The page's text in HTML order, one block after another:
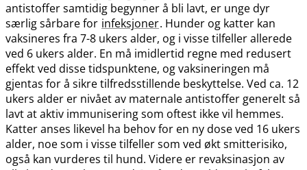
antistoffer samtidig begynner å bli lavt, er unge dyr
særlig sårbare for infeksjoner. Hunder og katter kan
vaksineres fra 7-8 ukers alder, og i visse tilfeller allerede
ved 6 ukers alder. En må imidlertid regne med redusert
effekt ved disse tidspunktene, og vaksineringen må
gjentas for å sikre tilfredsstillende beskyttelse. Ved ca. 12
ukers alder er nivået av maternale antistoffer generelt så
lavt at aktiv immunisering som oftest ikke vil hemmes.
Katter anses likevel ha behov for en ny dose ved 16 ukers
alder, noe som i visse tilfeller som ved økt smitterisiko,
også kan vurderes til hund. Videre er revaksinasjon av